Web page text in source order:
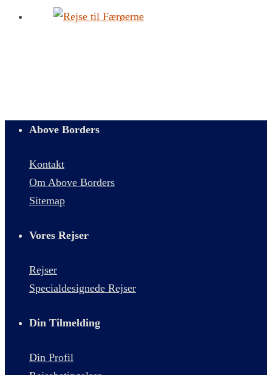
Above Borders
Kontakt
Om Above Borders
Sitemap
Vores Rejser
Rejser
Specialdesignede Rejser
Din Tilmelding
Din Profil